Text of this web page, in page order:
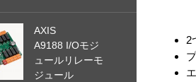
2
AXIS
A9188 I/Oモジ
ュールリレーモ
ジュール